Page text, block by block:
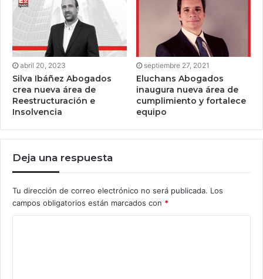
abril 20, 2023
Silva Ibáñez Abogados
crea nueva área de
Reestructuración e
Insolvencia
septiembre 27, 2021
Eluchans Abogados
inaugura nueva área de
cumplimiento y fortalece
equipo
Deja una respuesta
Tu dirección de correo electrónico no será publicada. Los
campos obligatorios están marcados con *